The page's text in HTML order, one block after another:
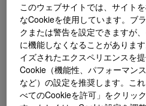
このウェブサイトでは、サイト
なCookieを使用しています。ブ
クまたは警告を設定できますが
に機能しなくなることがありま
イズされたエクスペリエンスを
Cookie（機能性、パフォーマン
など）の設定を推奨します。こ
べてのCookieを許可」をクリッ